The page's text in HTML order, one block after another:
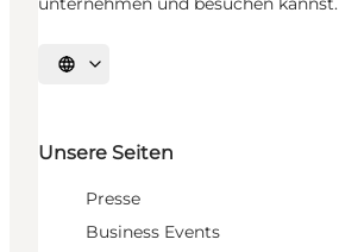
Sprache auswählen
Unsere Seiten
Presse
Business Events